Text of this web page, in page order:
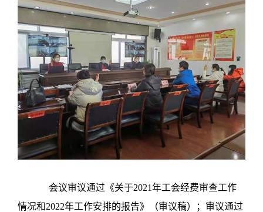
会议审议通过《关于2021年工会经费审查工作
情况和2022年工作安排的报告》（审议稿）；审议通过